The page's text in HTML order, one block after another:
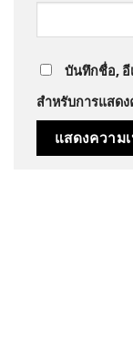
บันทึกชื่อ, อี
สำหรับการแสด